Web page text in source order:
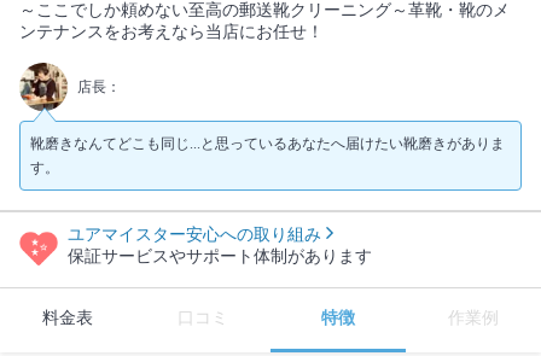
～ここでしか頼めない至高の郵送靴クリーニング～革靴・靴のメ
ンテナンスをお考えなら当店にお任せ！
店長：
靴磨きなんてどこも同じ...と思っているあなたへ届けたい靴磨きがありま
す。
ユアマイスター安心への取り組み
保証サービスやサポート体制があります
料金表 口コミ 特徴 作業例